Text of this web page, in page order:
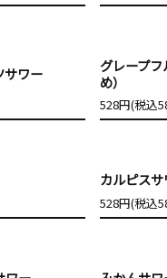
サワー
グレープフ
め）
528円(税込
カルピスサ
528円(税込